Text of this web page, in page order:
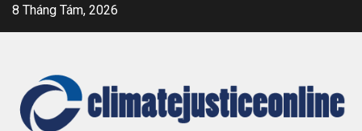
Skip8 Tháng Tám, 2026